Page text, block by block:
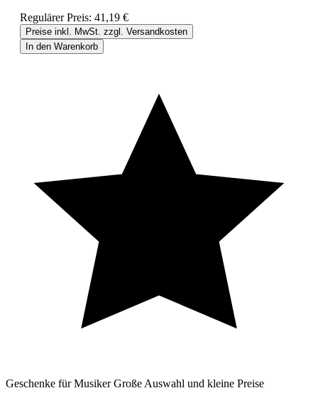
Regulärer Preis: 41,19 €
Preise inkl. MwSt. zzgl. Versandkosten
In den Warenkorb
Geschenke für Musiker Große Auswahl und kleine Preise